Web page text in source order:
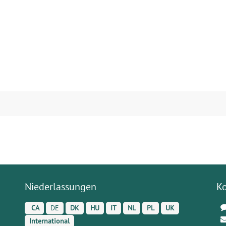
Niederlassungen
CA DE DK HU IT NL PL
UK
International